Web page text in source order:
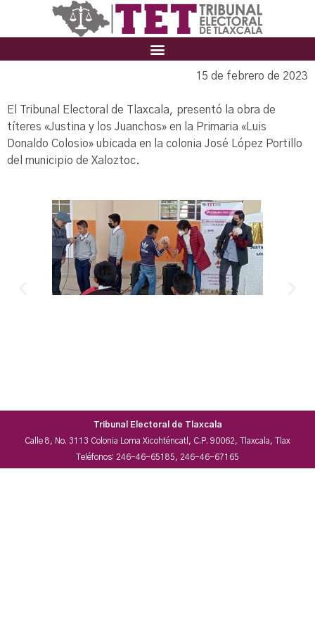
15 de febrero de 2023
El Tribunal Electoral de Tlaxcala, presentó la obra de
títeres «Justina y los Juanchos» en la Primaria «Luis
Donaldo Colosio» ubicada en la colonia José López Portillo
del municipio de Xaloztoc.
Tribunal Electoral de Tlaxcala
Calle 8, No. 3113 Colonia Loma Xicohténcatl, C.P. 90062, Tlaxcala, Tlax
Teléfonos: 246-46-65185, 246-46-67165